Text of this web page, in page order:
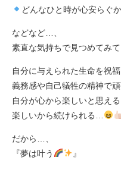
どんなひと時が心安らぐか
などなど…、
素直な気持ちで見つめてみ
自分に与えられた生命を祝福
義務感や自己犠牲の精神で
自分が心から楽しいと思える
楽しいから続けられる…
だから…、
『夢は叶う
』